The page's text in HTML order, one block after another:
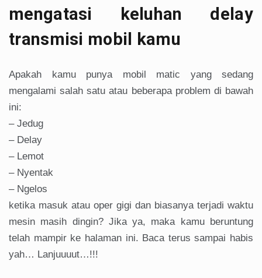
mengatasi keluhan delay
transmisi mobil kamu
Apakah kamu punya mobil matic yang sedang
mengalami salah satu atau beberapa problem di bawah
ini:
– Jedug
– Delay
– Lemot
– Nyentak
– Ngelos
ketika masuk atau oper gigi dan biasanya terjadi waktu
mesin masih dingin? Jika ya, maka kamu beruntung
telah mampir ke halaman ini. Baca terus sampai habis
yah… Lanjuuuut…!!!